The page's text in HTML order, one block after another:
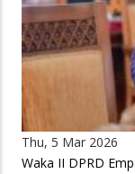
Thu, 5 Mar 2026
Waka II DPRD